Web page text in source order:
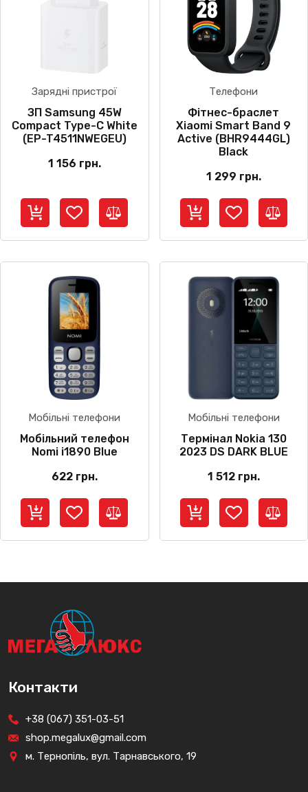
Зарядні пристрої
ЗП Samsung 45W
Compact Type-C White
(EP-T4511NWEGEU)
1 156 грн.
Телефони
Фітнес-браслет
Xiaomi Smart Band 9
Active (BHR9444GL)
Black
1 299 грн.
Мобільні телефони
Мобільний телефон
Nomi i1890 Blue
622 грн.
Мобільні телефони
Термінал Nokia 130
2023 DS DARK BLUE
1 512 грн.
Контакти
+38 (067) 351-03-51
shop.megalux@gmail.com
м. Тернопіль, вул. Тарнавського, 19